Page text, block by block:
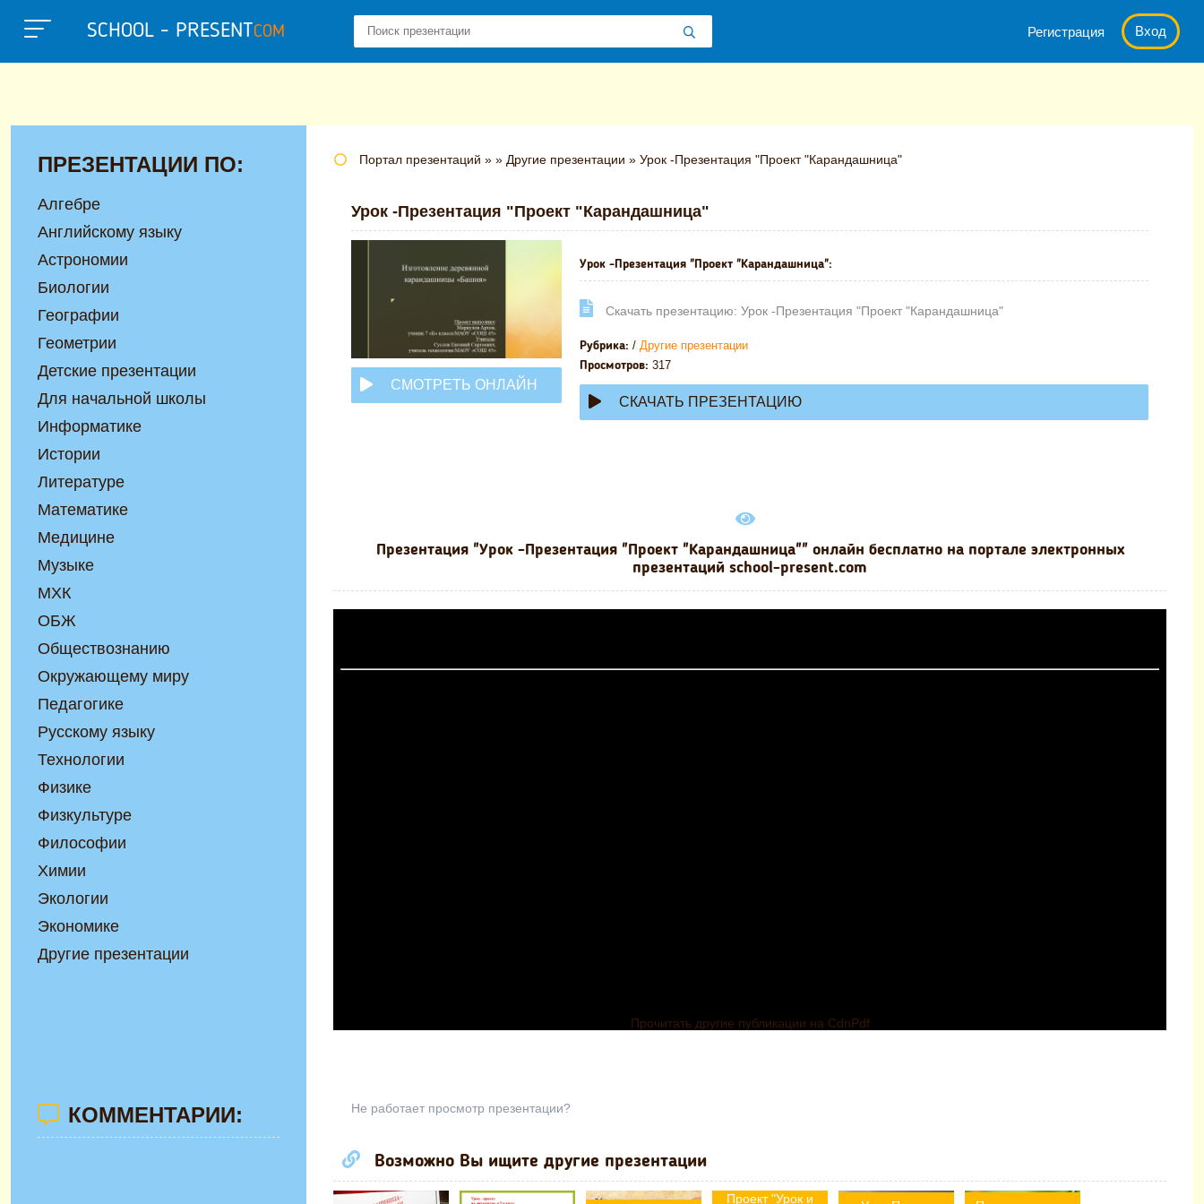
SCHOOL - PRESENTCOM Регистрация Вход
Портал презентаций » » Другие презентации » Урок -Презентация "Проект "Карандашница"
Урок -Презентация "Проект "Карандашница"
СМОТРЕТЬ ОНЛАЙН
Урок -Презентация "Проект "Карандашница":
Cкачать презентацию: Урок -Презентация "Проект "Карандашница"
Рубрика: / Другие презентации
Просмотров: 317
СКАЧАТЬ ПРЕЗЕНТАЦИЮ
Презентация "Урок -Презентация "Проект "Карандашница"" онлайн бесплатно на портале электронных
презентаций school-present.com
Прочитать другие публикации на CdnPdf
Не работает просмотр презентации?
Возможно Вы ищите другие презентации
Проект "Урок и
ПРЕЗЕНТАЦИИ ПО:
Алгебре
Английскому языку
Астрономии
Биологии
Географии
Геометрии
Детские презентации
Для начальной школы
Информатике
Истории
Литературе
Математике
Медицине
Музыке
МХК
ОБЖ
Обществознанию
Окружающему миру
Педагогике
Русскому языку
Технологии
Физике
Физкультуре
Философии
Химии
Экологии
Экономике
Другие презентации
КОММЕНТАРИИ: